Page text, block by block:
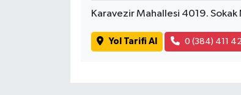
Karavezir Mahallesi 4019. Sokak
Yol Tarifi Al 0 (384) 411